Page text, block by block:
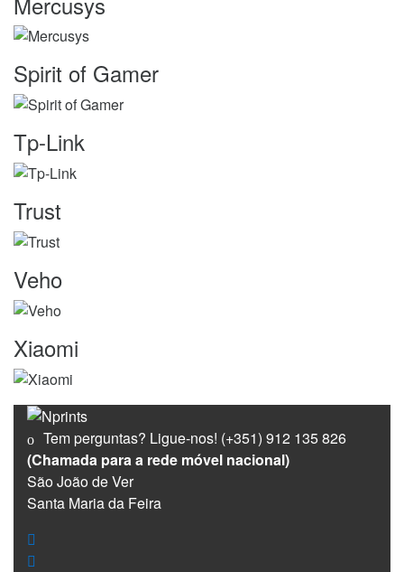
Spirit of Gamer
Tp-Link
Trust
Veho
Xiaomi
Tem perguntas? Ligue-nos! (+351) 912 135 826
(Chamada para a rede móvel nacional)
São João de Ver
Santa Maria da Feira